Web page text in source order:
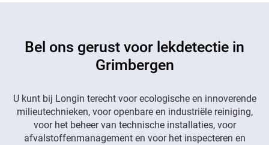
Bel ons gerust voor lekdetectie in
Grimbergen
U kunt bij Longin terecht voor ecologische en innoverende
milieutechnieken, voor openbare en industriële reiniging,
voor het beheer van technische installaties, voor
afvalstoffenmanagement en voor het inspecteren en